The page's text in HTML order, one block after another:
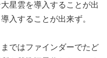
星雲を導入することが出
入することが出来ず。
ではファインダーでたど